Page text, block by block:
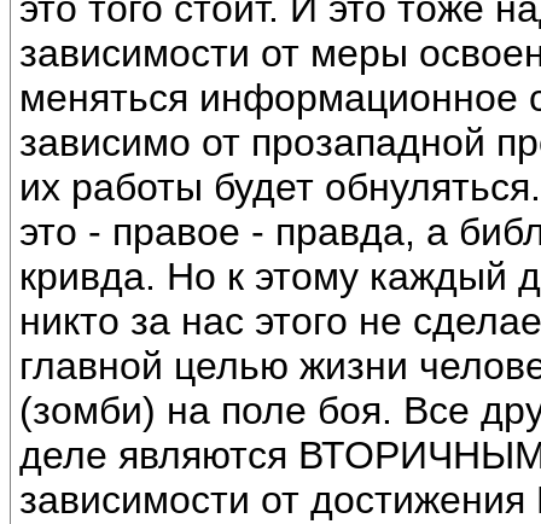
это того стоит. И это тоже
зависимости от меры
меняться информационное
зависимо от прозападной
их работы будет
это - правое - правда, а
кривда. Но к этому каждый
никто за нас этого не
главной целью жизни
(зомби) на поле боя. Все
деле являются
зависимости от